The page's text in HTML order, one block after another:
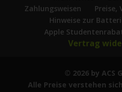
Zahlungsweisen
Preise,
Hinweise zur
Apple
Vertrag
© 2026 by ACS
Alle Preise verstehen